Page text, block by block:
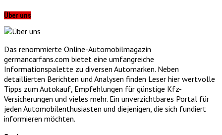
Über uns
Das renommierte Online-Automobilmagazin
germancarfans.com bietet eine umfangreiche
Informationspalette zu diversen Automarken. Neben
detaillierten Berichten und Analysen finden Leser hier wertvolle
Tipps zum Autokauf, Empfehlungen für günstige Kfz-
Versicherungen und vieles mehr. Ein unverzichtbares Portal für
jeden Automobilenthusiasten und diejenigen, die sich fundiert
informieren möchten.